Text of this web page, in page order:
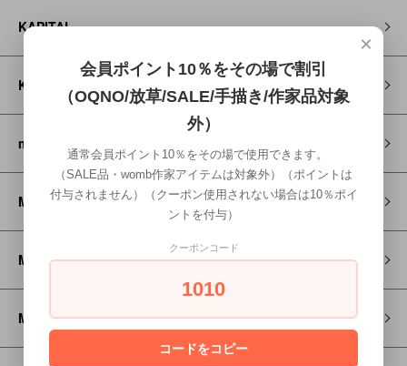
KAPITAL
KEEN
maarook
MANA
MARET
Mayoral
×
会員ポイント10％をその場で割引
（OQNO/放草/SALE/手描き/作家品対象
外）
通常会員ポイント10％をその場で使用できます。
（SALE品・womb作家アイテムは対象外）（ポイントは
付与されません）（クーポン使用されない場合は10％ポイ
ントを付与）
クーポンコード
1010
コードをコピー